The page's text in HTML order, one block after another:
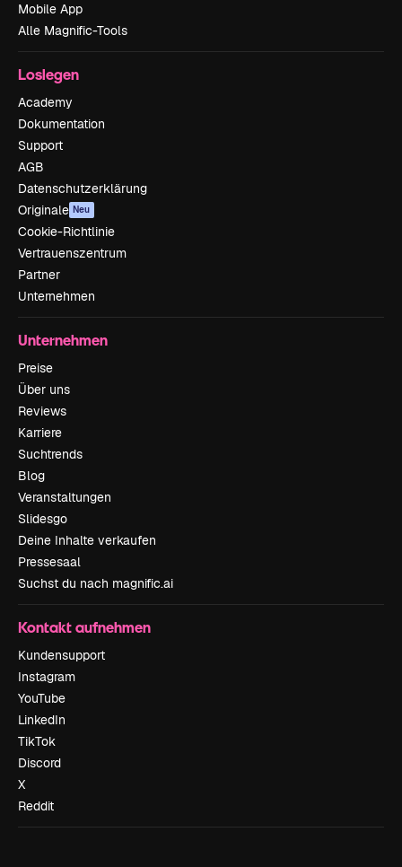
Mobile App
Alle Magnific-Tools
Loslegen
Academy
Dokumentation
Support
AGB
Datenschutzerklärung
Originale Neu
Cookie-Richtlinie
Vertrauenszentrum
Partner
Unternehmen
Unternehmen
Preise
Über uns
Reviews
Karriere
Suchtrends
Blog
Veranstaltungen
Slidesgo
Deine Inhalte verkaufen
Pressesaal
Suchst du nach magnific.ai
Kontakt aufnehmen
Kundensupport
Instagram
YouTube
LinkedIn
TikTok
Discord
X
Reddit